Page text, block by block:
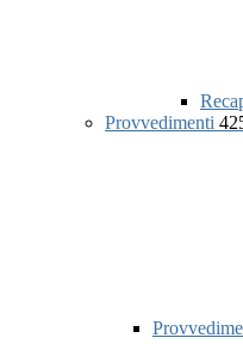
Provvedimenti